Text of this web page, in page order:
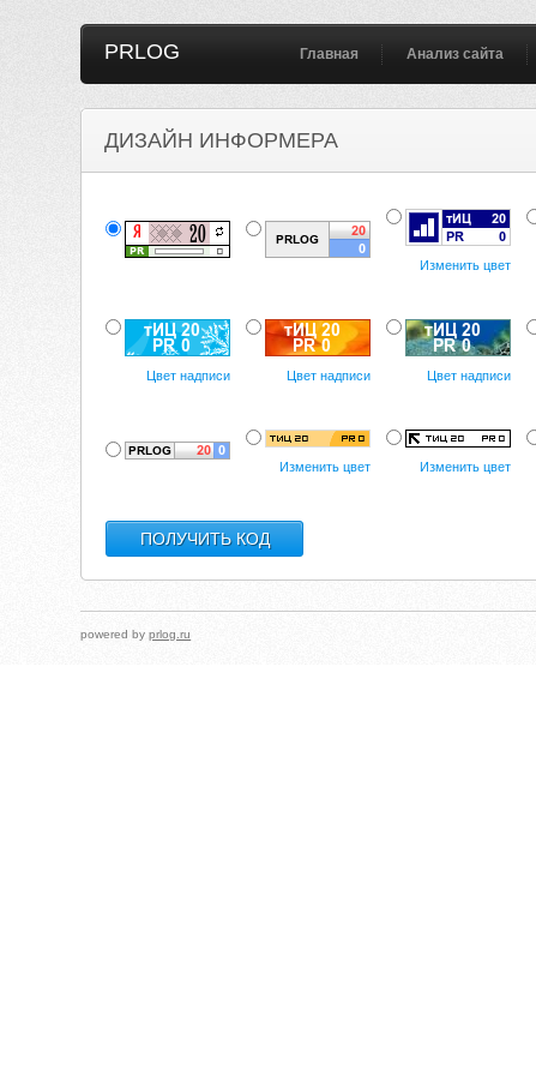
PRLOG Главная Анализ сайта
ДИЗАЙН ИНФОРМЕРА
Изменить цвет
Цвет надписи Цвет надписи Цвет надписи
Изменить цвет Изменить цвет
powered byprlog.ru